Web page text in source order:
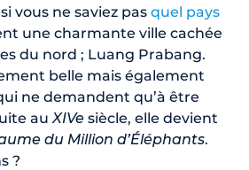
vous ne saviez pas quel pays
une charmante ville cachée
du nord ; Luang Prabang.
belle mais également
ne demandent qu’à être
au XIVe siècle, elle devient
du Million d’Éléphants.
?